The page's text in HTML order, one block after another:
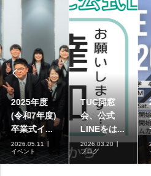

高崎商科大
学短期大学
部の募集...
2026.07.01
ブログ
2025年度
(令和7年度)
卒業式イ...
2026.05.11
イベント